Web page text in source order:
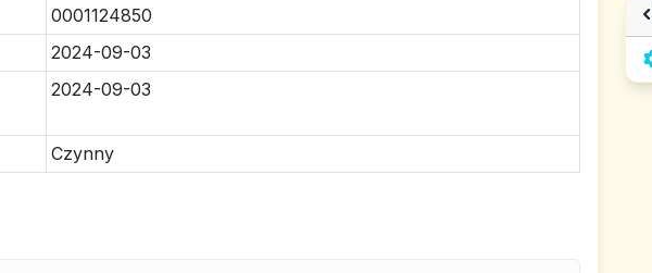
0001124850
2024-09-03
2024-09-03
Czynny